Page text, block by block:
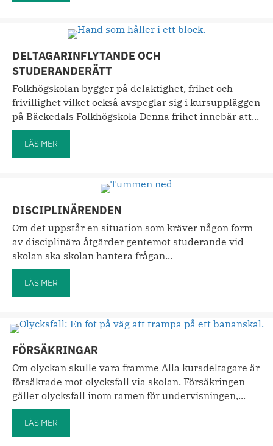
DELTAGARINFLYTANDE OCH
STUDERANDERÄTT
Folkhögskolan bygger på delaktighet, frihet och
frivillighet vilket också avspeglar sig i kursuppläggen
på Bäckedals Folkhögskola Denna frihet innebär att...
LÄS MER
DISCIPLINÄRENDEN
Om det uppstår en situation som kräver någon form
av disciplinära åtgärder gentemot studerande vid
skolan ska skolan hantera frågan...
LÄS MER
FÖRSÄKRINGAR
Om olyckan skulle vara framme Alla kursdeltagare är
försäkrade mot olycksfall via skolan. Försäkringen
gäller olycksfall inom ramen för undervisningen,...
LÄS MER